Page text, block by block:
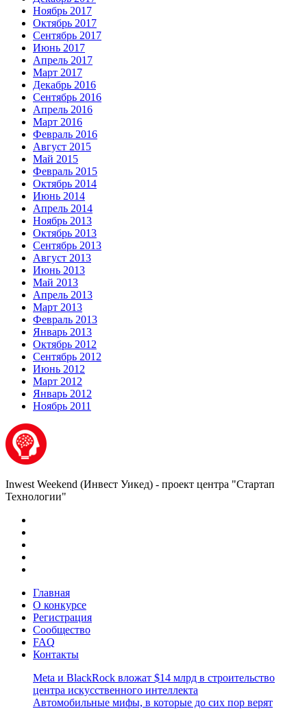
Ноябрь 2017
Октябрь 2017
Сентябрь 2017
Июнь 2017
Апрель 2017
Март 2017
Декабрь 2016
Сентябрь 2016
Апрель 2016
Март 2016
Февраль 2016
Август 2015
Май 2015
Февраль 2015
Октябрь 2014
Июнь 2014
Апрель 2014
Ноябрь 2013
Октябрь 2013
Сентябрь 2013
Август 2013
Июнь 2013
Май 2013
Апрель 2013
Март 2013
Февраль 2013
Январь 2013
Октябрь 2012
Сентябрь 2012
Июнь 2012
Март 2012
Январь 2012
Ноябрь 2011
Inwest Weekend (Инвест Уикед) - проект центра "Стартап
Технологии"
Главная
О конкурсе
Регистрация
Сообщество
FAQ
Контакты
Meta и BlackRock вложат $14 млрд в строительство
центра искусственного интеллекта
Автомобильные мифы, в которые до сих пор верят